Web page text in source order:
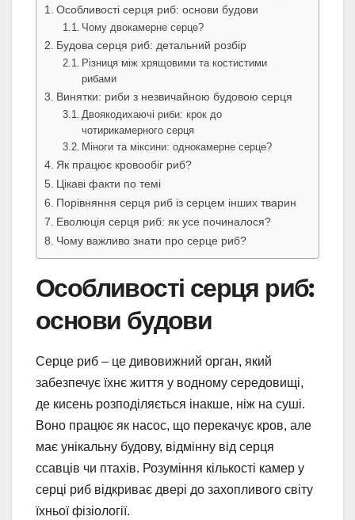
Особливості серця риб: основи будови
Чому двокамерне серце?
Будова серця риб: детальний розбір
Різниця між хрящовими та костистими
рибами
Винятки: риби з незвичайною будовою серця
Двоякодихаючі риби: крок до
чотирикамерного серця
Міноги та міксини: однокамерне серце?
Як працює кровообіг риб?
Цікаві факти по темі
Порівняння серця риб із серцем інших тварин
Еволюція серця риб: як усе починалося?
Чому важливо знати про серце риб?
Особливості серця риб:
основи будови
Серце риб – це дивовижний орган, який
забезпечує їхнє життя у водному середовищі,
де кисень розподіляється інакше, ніж на суші.
Воно працює як насос, що перекачує кров, але
має унікальну будову, відмінну від серця
ссавців чи птахів. Розуміння кількості камер у
серці риб відкриває двері до захопливого світу
їхньої фізіології.